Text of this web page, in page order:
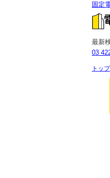
固定
最新
03
トップ